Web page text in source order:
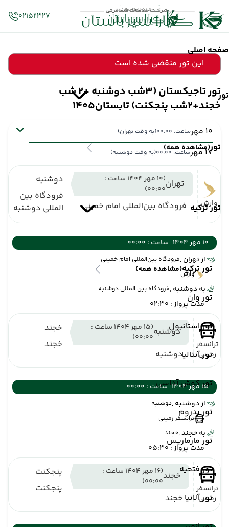
صفحه اصلی
تور
تور(مشاهده همه)
تور ترکیه
تور ترکیه(مشاهده همه)
تور وان
تور استانبول
تور آنتالیا
تور کوش آداسی
تور بدروم
تور مارماریس
تور فتحیه
تور آلانیا
02152327
این تور منقضی شده است
تور تاجیکستان (3شب دوشنبه +2 شب
خجند+2شب پنجکنت) تابستان1405
10 مهر ساعت: 00:00 (به وقت تهران)
17 مهر ساعت: 00:00 (به وقت دوشنبه)
وارش
تهران
(10 مهر 1404 ساعت :
00:00)
فرودگاه بین‌المللی امام خمینی
دوشنبه
فرودگاه بین
المللی دوشنبه
10 مهر 1404
ساعت : 00:00
از تهران ,فرودگاه بین‌المللی امام خمینی
وارش
به دوشنبه ,فرودگاه بین المللی دوشنبه
مدت پرواز : 02:30
ترانسفر
زمینی
دوشنبه
(15 مهر 1404 ساعت :
00:00)
دوشنبه
خجند
خجند
15 مهر 1404
ساعت : 00:00
از دوشنبه ,دوشنبه
ترانسفر زمینی
به خجند ,خجند
مدت پرواز : 05:30
ترانسفر
زمینی
خجند
(16 مهر 1404 ساعت :
00:00)
خجند
پنجکنت
پنجکنت